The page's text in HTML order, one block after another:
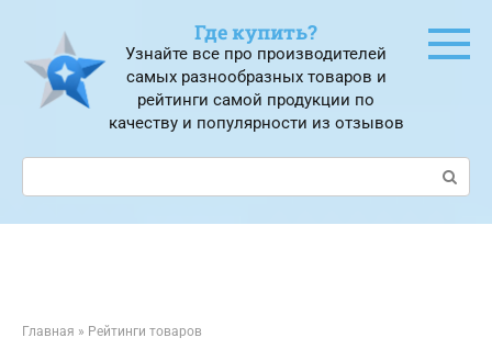
контенту
Где купить?
Узнайте все про производителей
самых разнообразных товаров и
рейтинги самой продукции по
качеству и популярности из отзывов
Поиск:
Главная » Рейтинги товаров